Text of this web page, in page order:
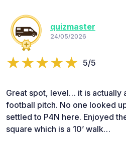
quizmaster
24/05/2026
5/5
Great spot, level… it is actually
football pitch. No one looked
settled to P4N here. Enjoyed
square which is a 10’ walk…